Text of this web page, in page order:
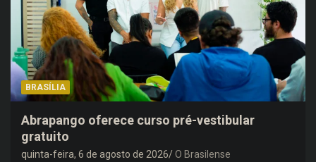
BRASÍLIA
Abrapango oferece curso pré-vestibular
gratuito
quinta-feira, 6 de agosto de 2026 O Brasilense